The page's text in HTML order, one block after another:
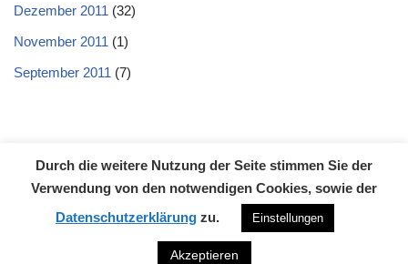
Dezember 2011 (32)
November 2011 (1)
September 2011 (7)
Datenschutzerklärung Impressum Kontakt
Neve| Präsentiert von WordPress
Durch die weitere Nutzung der Seite stimmen Sie der
Verwendung von den notwendigen Cookies, sowie der
Datenschutzerklärung zu. Einstellungen
Akzeptieren